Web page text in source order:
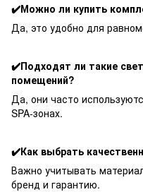
✔️Можно ли купить
Да, это удобно для
✔️Подходят ли такие
помещений?
Да, они часто
SPA-зонах.
✔️Как выбрать
Важно учитывать
бренд и гарантию.